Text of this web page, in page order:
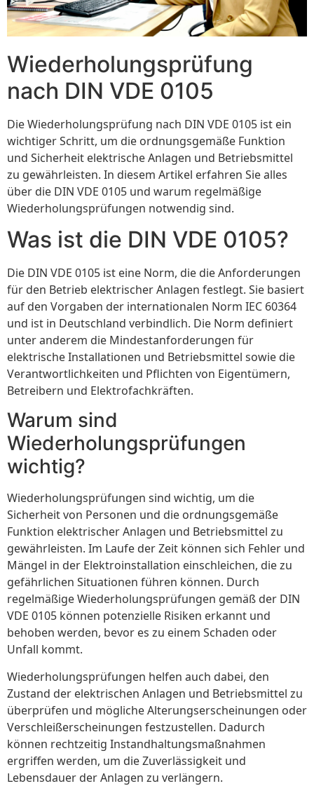
Wiederholungsprüfung
nach DIN VDE 0105
Die Wiederholungsprüfung nach DIN VDE 0105 ist ein
wichtiger Schritt, um die ordnungsgemäße Funktion
und Sicherheit elektrische Anlagen und Betriebsmittel
zu gewährleisten. In diesem Artikel erfahren Sie alles
über die DIN VDE 0105 und warum regelmäßige
Wiederholungsprüfungen notwendig sind.
Was ist die DIN VDE 0105?
Die DIN VDE 0105 ist eine Norm, die die Anforderungen
für den Betrieb elektrischer Anlagen festlegt. Sie basiert
auf den Vorgaben der internationalen Norm IEC 60364
und ist in Deutschland verbindlich. Die Norm definiert
unter anderem die Mindestanforderungen für
elektrische Installationen und Betriebsmittel sowie die
Verantwortlichkeiten und Pflichten von Eigentümern,
Betreibern und Elektrofachkräften.
Warum sind
Wiederholungsprüfungen
wichtig?
Wiederholungsprüfungen sind wichtig, um die
Sicherheit von Personen und die ordnungsgemäße
Funktion elektrischer Anlagen und Betriebsmittel zu
gewährleisten. Im Laufe der Zeit können sich Fehler und
Mängel in der Elektroinstallation einschleichen, die zu
gefährlichen Situationen führen können. Durch
regelmäßige Wiederholungsprüfungen gemäß der DIN
VDE 0105 können potenzielle Risiken erkannt und
behoben werden, bevor es zu einem Schaden oder
Unfall kommt.
Wiederholungsprüfungen helfen auch dabei, den
Zustand der elektrischen Anlagen und Betriebsmittel zu
überprüfen und mögliche Alterungserscheinungen oder
Verschleißerscheinungen festzustellen. Dadurch
können rechtzeitig Instandhaltungsmaßnahmen
ergriffen werden, um die Zuverlässigkeit und
Lebensdauer der Anlagen zu verlängern.